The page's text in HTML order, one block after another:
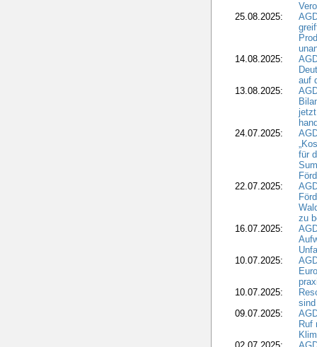
25.08.2025:
14.08.2025:
auf
13.08.2025:
24.07.2025:
für
22.07.2025:
zu
16.07.2025:
10.07.2025:
10.07.2025:
09.07.2025:
Ruf